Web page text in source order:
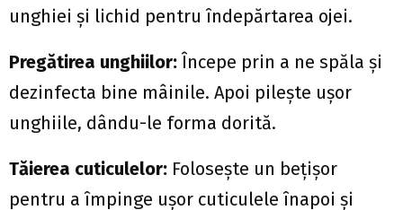
unghiei și lichid pentru îndepărtarea ojei.
Pregătirea unghiilor: Începe prin a ne spăla și
dezinfecta bine mâinile. Apoi pilește ușor
unghiile, dându-le forma dorită.
Tăierea cuticulelor: Folosește un bețișor
pentru a împinge ușor cuticulele înapoi și